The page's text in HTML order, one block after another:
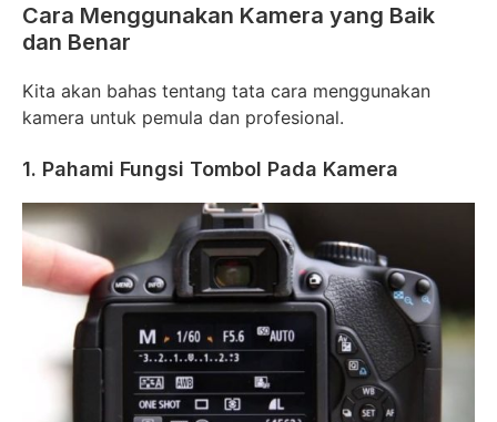
Cara Menggunakan Kamera yang Baik
dan Benar
Kita akan bahas tentang tata cara menggunakan
kamera untuk pemula dan profesional.
1. Pahami Fungsi Tombol Pada Kamera